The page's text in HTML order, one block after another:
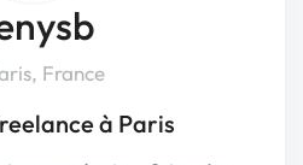
France
à Paris